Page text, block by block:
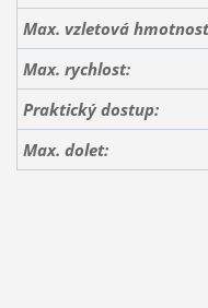
Max. vzletová
Max. rychlost:
Praktický dostup:
Max. dolet: